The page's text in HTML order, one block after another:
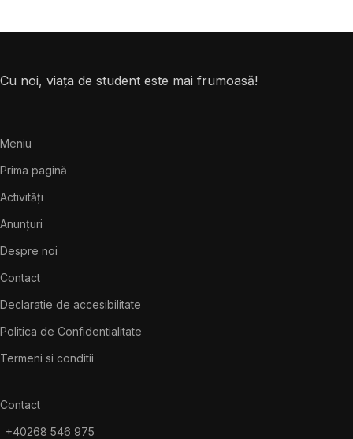
Cu noi, viața de student este mai frumoasă!
Meniu
Prima pagină
Activități
Anunțuri
Despre noi
Contact
Declaratie de accesibilitate
Politica de Confidentialitate
Termeni si conditii
Contact
+40268 546 975